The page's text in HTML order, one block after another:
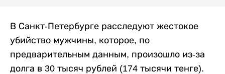
В Санкт-Петербурге расследуют жестокое
убийство мужчины, которое, по
предварительным данным, произошло из-за
долга в 30 тысяч рублей (174 тысячи тенге).